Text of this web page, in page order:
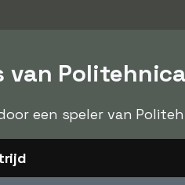
van
een speler van